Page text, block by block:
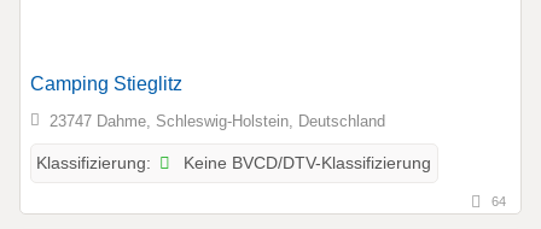
Camping Stieglitz
23747 Dahme, Schleswig-Holstein, Deutschland
Klassifizierung: Keine BVCD/DTV-Klassifizierung
64